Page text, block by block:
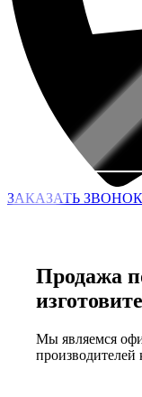
ЗАКАЗАТЬ ЗВОНОК
Продажа
Мы являемся
производителей